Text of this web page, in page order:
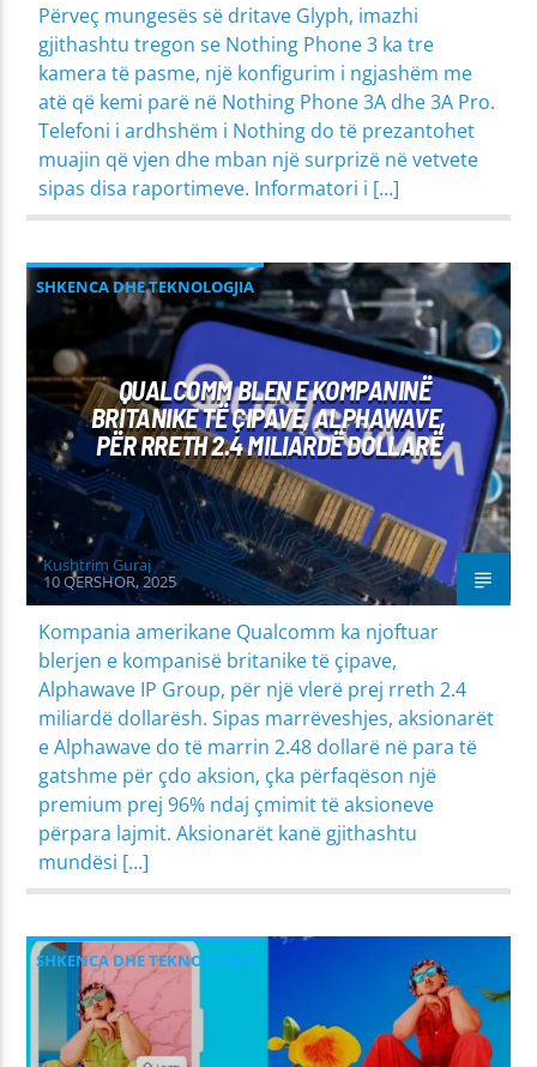
Përveç mungesës së dritave Glyph, imazhi
gjithashtu tregon se Nothing Phone 3 ka tre
kamera të pasme, një konfigurim i ngjashëm me
atë që kemi parë në Nothing Phone 3A dhe 3A Pro.
Telefoni i ardhshëm i Nothing do të prezantohet
muajin që vjen dhe mban një surprizë në vetvete
sipas disa raportimeve. Informatori i […]
SHKENCA DHE TEKNOLOGJIA
QUALCOMM BLEN E KOMPANINË
BRITANIKE TË ÇIPAVE, ALPHAWAVE,
PËR RRETH 2.4 MILIARDË DOLLARË
Kushtrim Guraj
10 QERSHOR, 2025
Kompania amerikane Qualcomm ka njoftuar
blerjen e kompanisë britanike të çipave,
Alphawave IP Group, për një vlerë prej rreth 2.4
miliardë dollarësh. Sipas marrëveshjes, aksionarët
e Alphawave do të marrin 2.48 dollarë në para të
gatshme për çdo aksion, çka përfaqëson një
premium prej 96% ndaj çmimit të aksioneve
përpara lajmit. Aksionarët kanë gjithashtu
mundësi […]
SHKENCA DHE TEKNOLOGJIA